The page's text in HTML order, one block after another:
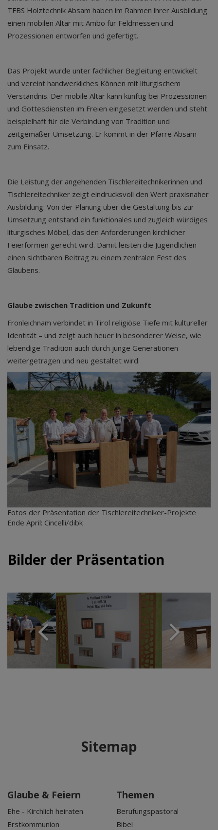
TFBS Holztechnik Absam haben im Rahmen ihrer Ausbildung
einen mobilen Altar mit Ambo für Feldmessen und
Prozessionen entworfen und gefertigt.
Das Projekt wurde unter fachlicher Begleitung entwickelt
und vereint handwerkliches Können mit liturgischem
Verständnis. Der mobile Altar kann künftig bei Prozessionen
und Gottesdiensten im Freien eingesetzt werden und steht
beispielhaft für die Verbindung von Tradition und
zeitgemäßer Umsetzung. Er kommt in der Pfarre Absam
zum Einsatz.
Die Leistung der angehenden Tischlereitechnikerinnen und
Tischlereitechniker zeigt eindrucksvoll den Wert praxisnaher
Ausbildung: Von der Planung über die Gestaltung bis zur
Umsetzung entstand ein funktionales und zugleich würdiges
liturgisches Möbel, das den Anforderungen kirchlicher
Feierformen gerecht wird. Damit leisten die Jugendlichen
einen sichtbaren Beitrag zu einem zentralen Fest des
Glaubens.
Glaube zwischen Tradition und Zukunft
Fronleichnam verbindet in Tirol religiöse Tiefe mit kultureller
Identität – und zeigt auch heuer in besonderer Weise, wie
lebendige Tradition auch durch junge Generationen
weitergetragen und neu gestaltet wird.
Fotos der Präsentation der Tischlereitechniker-Projekte
Ende April: Cincelli/dibk
Bilder der Präsentation
Sitemap
Glaube & Feiern
Ehe - Kirchlich heiraten
Erstkommunion
Themen
Berufungspastoral
Bibel